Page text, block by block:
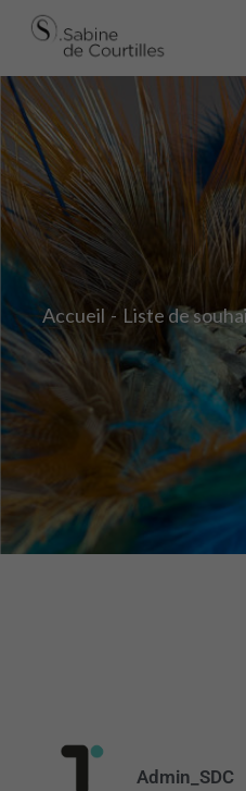
Accueil Liste de
Admin_SDC